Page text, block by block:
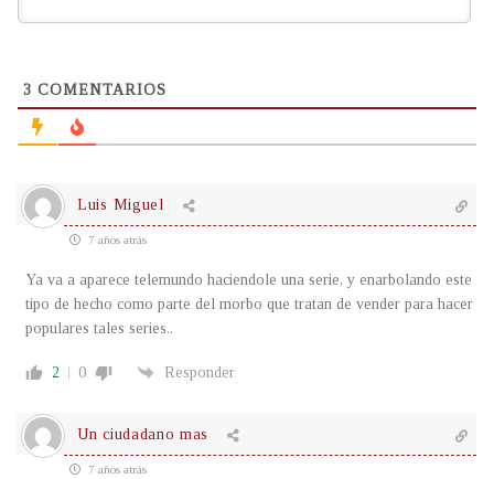
3 COMENTARIOS
Luis Miguel
7 años atrás
Ya va a aparece telemundo haciendole una serie, y enarbolando este
tipo de hecho como parte del morbo que tratan de vender para hacer
populares tales series..
2 0 Responder
Un ciudadano mas
7 años atrás